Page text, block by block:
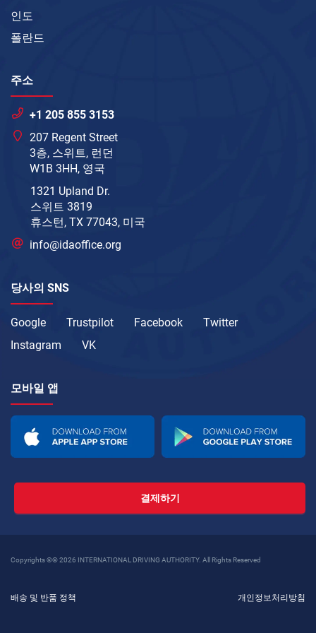
인도
폴란드
주소
+1 205 855 3153
207 Regent Street
3층, 스위트, 런던
W1B 3HH, 영국
1321 Upland Dr.
스위트 3819
휴스턴, TX 77043, 미국
info@idaoffice.org
당사의 SNS
Google Trustpilot Facebook
Twitter
Instagram
VK
모바일 앱
결제하기
Copyrights ©© 2026 INTERNATIONAL DRIVING AUTHORITY. All Rights Reserved
배송 및 반품 정책 개인정보처리방침